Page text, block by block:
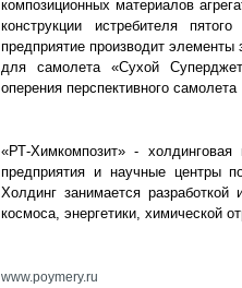
композиционных материалов
конструкции истребителя
предприятие производит
для самолета «Сухой
оперения перспективного
«РТ-Химкомпозит» - холдинговая
предприятия и научные центры
Холдинг занимается
космоса, энергетики, химической
www.poymery.ru